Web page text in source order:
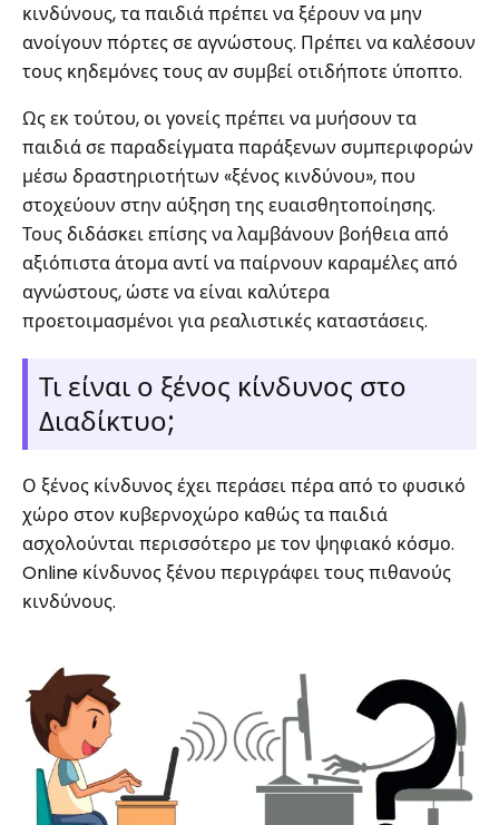
κινδύνους, τα παιδιά πρέπει να ξέρουν να μην
ανοίγουν πόρτες σε αγνώστους. Πρέπει να καλέσουν
τους κηδεμόνες τους αν συμβεί οτιδήποτε ύποπτο.
Ως εκ τούτου, οι γονείς πρέπει να μυήσουν τα
παιδιά σε παραδείγματα παράξενων συμπεριφορών
μέσω δραστηριοτήτων «ξένος κινδύνου», που
στοχεύουν στην αύξηση της ευαισθητοποίησης.
Τους διδάσκει επίσης να λαμβάνουν βοήθεια από
αξιόπιστα άτομα αντί να παίρνουν καραμέλες από
αγνώστους, ώστε να είναι καλύτερα
προετοιμασμένοι για ρεαλιστικές καταστάσεις.
Τι είναι ο ξένος κίνδυνος στο
Διαδίκτυο;
Ο ξένος κίνδυνος έχει περάσει πέρα ​​από το φυσικό
χώρο στον κυβερνοχώρο καθώς τα παιδιά
ασχολούνται περισσότερο με τον ψηφιακό κόσμο.
Online κίνδυνος ξένου περιγράφει τους πιθανούς
κινδύνους.